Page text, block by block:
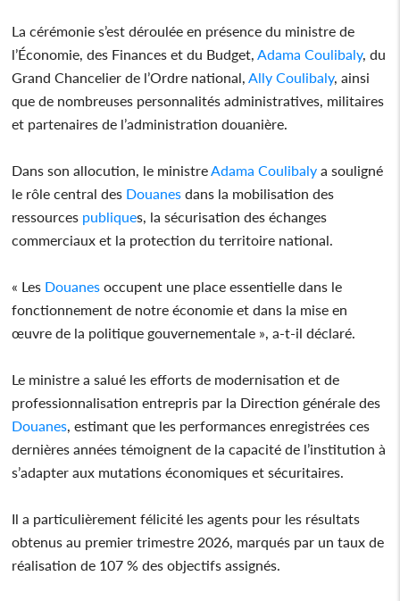
La cérémonie s’est déroulée en présence du ministre de
l’Économie, des Finances et du Budget, Adama Coulibaly, du
Grand Chancelier de l’Ordre national, Ally Coulibaly, ainsi
que de nombreuses personnalités administratives, militaires
et partenaires de l’administration douanière.
Dans son allocution, le ministre Adama Coulibaly a souligné
le rôle central des Douanes dans la mobilisation des
ressources publiques, la sécurisation des échanges
commerciaux et la protection du territoire national.
« Les Douanes occupent une place essentielle dans le
fonctionnement de notre économie et dans la mise en
œuvre de la politique gouvernementale », a-t-il déclaré.
Le ministre a salué les efforts de modernisation et de
professionnalisation entrepris par la Direction générale des
Douanes , estimant que les performances enregistrées ces
dernières années témoignent de la capacité de l’institution à
s’adapter aux mutations économiques et sécuritaires.
Il a particulièrement félicité les agents pour les résultats
obtenus au premier trimestre 2026, marqués par un taux de
réalisation de 107 % des objectifs assignés.